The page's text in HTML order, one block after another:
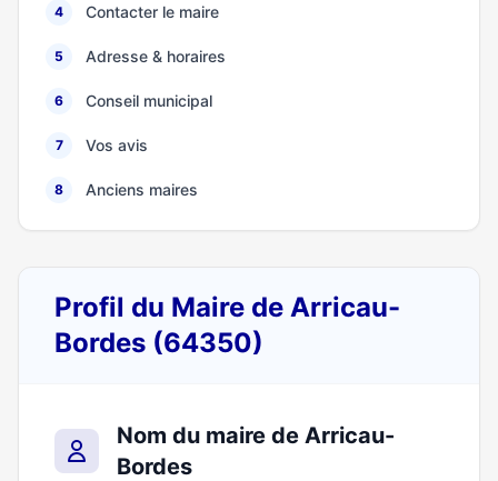
4 Contacter le maire
5 Adresse & horaires
6 Conseil municipal
7 Vos avis
8 Anciens maires
Profil du Maire de Arricau-
Bordes (64350)
Nom du maire de Arricau-
Bordes